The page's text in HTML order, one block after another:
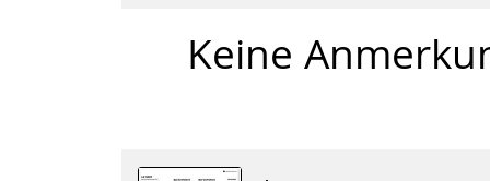
Keine